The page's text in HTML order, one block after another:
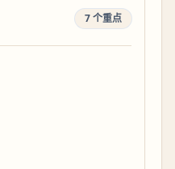
7 个重点